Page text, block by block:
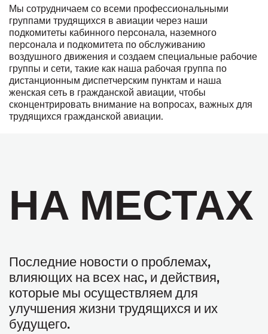
Мы сотрудничаем со всеми профессиональными
группами трудящихся в авиации через наши
подкомитеты кабинного персонала, наземного
персонала и подкомитета по обслуживанию
воздушного движения и создаем специальные рабочие
группы и сети, такие как наша рабочая группа по
дистанционным диспетчерским пунктам и наша
женская сеть в гражданской авиации, чтобы
сконцентрировать внимание на вопросах, важных для
трудящихся гражданской авиации.
НА МЕСТАХ
Последние новости о проблемах,
влияющих на всех нас, и действия,
которые мы осуществляем для
улучшения жизни трудящихся и их
будущего.